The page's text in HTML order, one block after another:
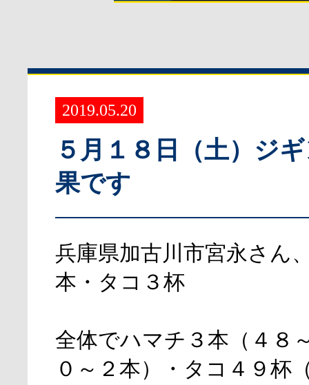
2019.05.20
５月１８日（土）ジ
果です
兵庫県加古川市宮永さん
本・タコ３杯
全体でハマチ３本（４８
０～２本）・タコ４９杯